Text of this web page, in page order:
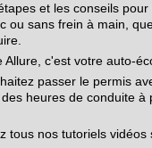
et les conseils
ou sans frein à main,
Allure, c'est votre auto-
passer le permis
heures de conduite
tous nos tutoriels vidéos